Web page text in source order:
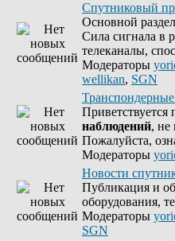
Спутниковый
Основной
Сила сигнала в
телеканалы,
Модераторы
wellikan, SGN
Приветствуется
наблюдений, не
Пожалуйста,
Модераторы
Новости
Публикация и
оборудования,
Модераторы
SGN